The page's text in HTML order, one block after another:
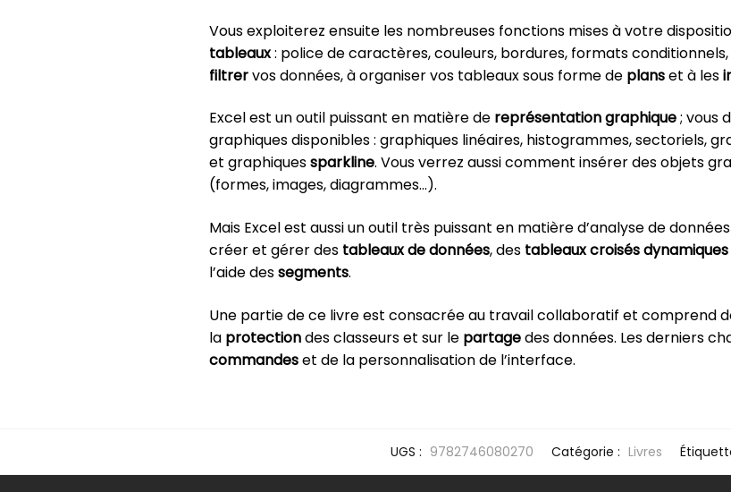
Vous exploiterez ensuite les nombreuses fonctions mises à votre
tableaux: police de caractères, couleurs, bordures, formats
filtrervos données, à organiser vos tableaux sous forme de planset à les
Excel est un outil puissant en matière de représentation graphique; vous
graphiques disponibles : graphiques linéaires, histogrammes, sectoriels,
et graphiquessparkline. Vous verrez aussi comment insérer des objets
(formes, images, diagrammes…).
Mais Excel est aussi un outil très puissant en matière d’analyse de
créer et gérer des tableaux de données, des tableaux croisés dynamiques
l’aide dessegments.
Une partie de ce livre est consacrée au travail collaboratif et comprend
la protectiondes classeurs et sur le partagedes données. Les derniers
commandeset de la personnalisation de l’interface.
UGS : 9782746080270 Catégorie : Livres